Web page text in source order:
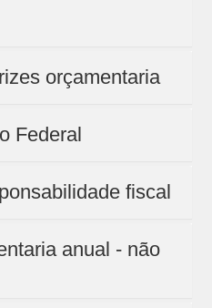
orçamentaria
Federal
fiscal
anual - não